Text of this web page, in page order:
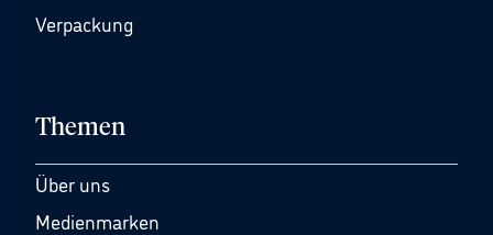
Verpackung
Themen
Über uns
Medienmarken